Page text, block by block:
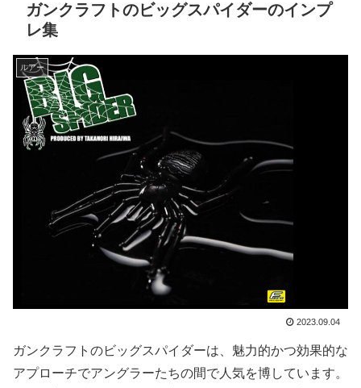
ガンクラフトのビッグスパイダーのインプ
レ集
ルアー
2023.09.04
ガンクラフトのビッグスパイダーは、魅力的かつ効果的な
アプローチでアングラーたちの間で人気を博しています。